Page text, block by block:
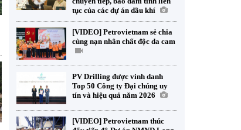
tục của các dự án dầu khí
[VIDEO] Petrovietnam sẻ chia
cùng nạn nhân chất độc da cam
PV Drilling được vinh danh
Top 50 Công ty Đại chúng uy
tín và hiệu quả năm 2026
[VIDEO] Petrovietnam thúc